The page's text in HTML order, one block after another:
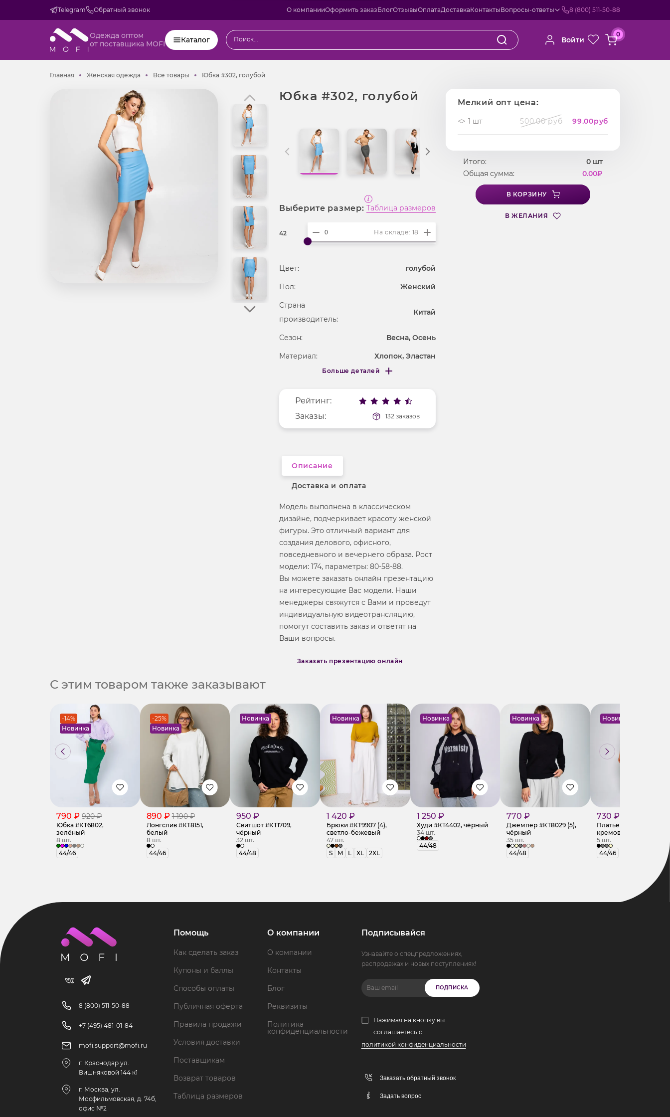
Telegram Обратный звонок О компанииОформить заказБлогОтзывыОплатаДоставкаКонтактыВопросы-ответы 8 (800) 511-50-88
Одежда оптом
от поставщика MOFI
Каталог Войти
0
ГлавнаяГлавнаяЖенская одежда Женская одежда
Все товары Все товары
Юбка #302, голубойЮбка #302, голубой
Юбка #302, голубой
Выберите размер: Таблица размеров
42 На складе: 18
Цвет: голубой
Пол: Женский
Страна
производитель:
Китай
Сезон: Весна, Осень
Материал:
Хлопок, Эластан
приталенный
Фактура материала
Больше деталей
Меньше деталей
Рейтинг:
Заказы:
132 заказов
Описание
Доставка и оплата
Модель выполнена в классическом
дизайне, подчеркивает красоту женской
фигуры. Это отличный вариант для
создания делового, офисного,
повседневного и вечернего образа. Рост
модели: 174, параметры: 80-58-88.
Вы можете заказать онлайн презентацию
на интересующие Вас модели. Наши
менеджеры свяжутся с Вами и проведут
индивидуальную видеотрансляцию,
помогут составить заказ и ответят на
Ваши вопросы.
Заказать презентацию онлайн
Мелкий опт цена:
1 шт 500.00 руб 99.00руб
Итого: 0 шт
Общая сумма:
0.00₽
В КОРЗИНУ
В ЖЕЛАНИЯ
С этим товаром также заказывают
-14%
Новинка
790 ₽ 920 ₽
Юбка #КТ6802,
зелёный
8 шт.
44/46
-25%
Новинка
890 ₽ 1 190 ₽
Лонгслив #КТ8151,
белый
8 шт.
44/46
Новинка
950 ₽
Свитшот #КТ1709,
чёрный
32 шт.
44/48
Новинка
1 420 ₽
Брюки #КТ9907 (4),
светло-бежевый
47 шт.
S
M L XL 2XL
Новинка
1 250 ₽
Худи #КТ4402, чёрный
34 шт.
44/48
Новинка
770 ₽
Джемпер #КТ8029 (5),
чёрный
35 шт.
44/48
Новинка
730 ₽
Платье #КТ107 (4),
кремовый
5 шт.
44/46
8 (800) 511-50-88
+7 (495) 481-01-84
mofi.support@mofi.ru
г. Краснодар ул.
Вишняковой 144 к1
г. Москва, ул.
Мосфильмовская, д. 74б,
офис №2
Помощь
Как сделать заказ
Купоны и баллы
Способы оплаты
Публичная оферта
Правила продажи
Условия доставки
Поставщикам
Возврат товаров
Таблица размеров
О компании
О компании
Контакты
Блог
Реквизиты
Политика
конфиденциальности
Подписывайся
Узнавайте о спецпредложениях,
распродажах и новых поступлениях!
ПОДПИСКА
Нажимая на кнопку вы
соглашаетесь с
политикой конфиденциальности
Заказать обратный звонок
Задать вопрос